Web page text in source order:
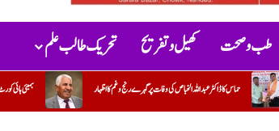
طب و صحت کھیل و تفریح تحریک طالب علم
بمبئی ہائی کورٹ نے ہڑتالی ڈاکٹروں کی سرزنش کرتے ہوئے ان سے فوری طور پر کام پر واپس